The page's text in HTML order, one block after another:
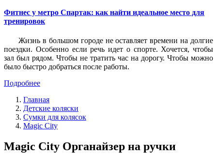
Фитнес у метро Спартак: как найти идеальное место для
тренировок
Жизнь в большом городе не оставляет времени на долгие
поездки. Особенно если речь идет о спорте. Хочется, чтобы
зал был рядом. Чтобы не тратить час на дорогу. Чтобы можно
было быстро добраться после работы.
Подробнее
Главная
Детские коляски
Сумки для колясок
Magic City
Magic City Органайзер на ручки